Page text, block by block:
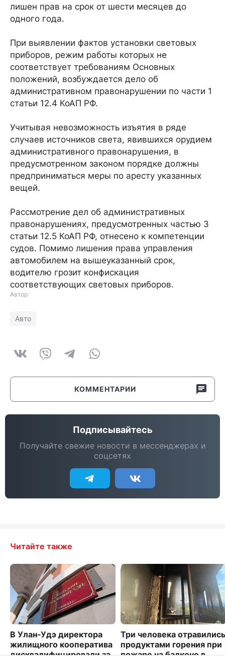
лишен прав на срок от шести месяцев до
одного года.
При выявлении фактов установки световых
приборов, режим работы которых не
соответствует требованиям Основных
положений, возбуждается дело об
административном правонарушении по части 1
статьи 12.4 КоАП РФ.
Учитывая невозможность изъятия в ряде
случаев источников света, явившихся орудием
административного правонарушения, в
предусмотренном законом порядке должны
предприниматься меры по аресту указанных
вещей.
Рассмотрение дел об административных
правонарушениях, предусмотренных частью 3
статьи 12.5 КоАП РФ, отнесено к компетенции
судов. Помимо лишения права управления
автомобилем на вышеуказанный срок,
водителю грозит конфискация
соответствующих световых приборов.
Автор:
Авто
КОММЕНТАРИИ
Подписывайтесь
Получайте свежие новости в мессенджерах и
соцсетях
Читайте также
В Улан-Удэ директора
жилищного кооператива
дисквалифицировали за
Три человека отравились
продуктами горения при
пожаре на балконе в